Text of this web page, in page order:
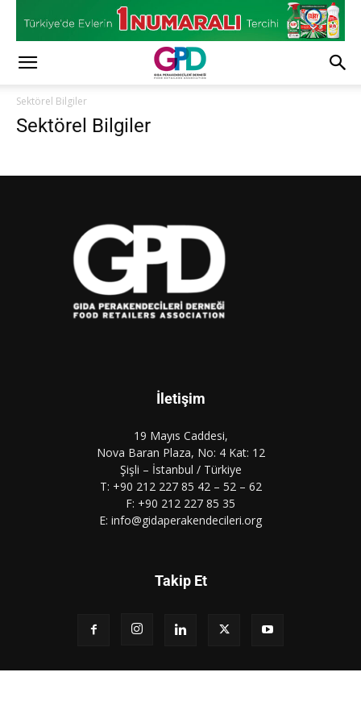
Sektörel Bilgiler
Sektörel Bilgiler
İletişim
19 Mayıs Caddesi,
Nova Baran Plaza, No: 4 Kat: 12
Şişli – İstanbul / Türkiye
T: +90 212 227 85 42 – 52 – 62
F: +90 212 227 85 35
E: info@gidaperakendecileri.org
Takip Et